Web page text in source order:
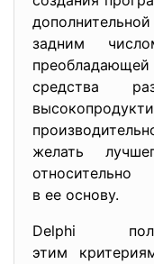
задним
средства
желать
в ее основу.
Delphi
этим